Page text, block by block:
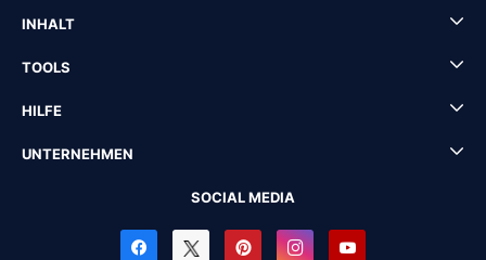
INHALT
TOOLS
HILFE
UNTERNEHMEN
SOCIAL MEDIA